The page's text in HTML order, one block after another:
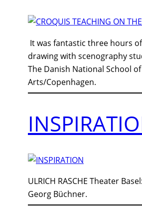
It was fantastic three hours
drawing with scenography
The Danish National School
Arts/Copenhagen.
ULRICH RASCHE Theater
Georg Büchner.